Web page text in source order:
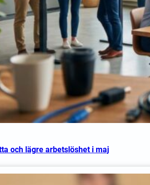
och lägre arbetslöshet i maj